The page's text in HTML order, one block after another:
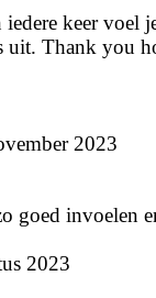
keer voel
uit. Thank you
2023
goed invoelen
2023